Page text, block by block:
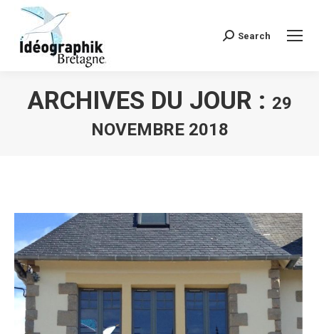
Recherche
Search
ARCHIVES DU JOUR : 29
NOVEMBRE 2018